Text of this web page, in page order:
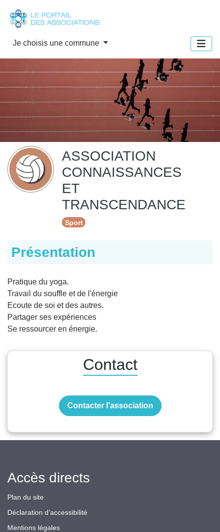
Je choisis une commune
ASSOCIATION
CONNAISSANCES
ET
TRANSCENDANCE
Sport
Présentation
Pratique du yoga.
Travail du souffle et de l'énergie
Ecoute de soi et des autres.
Partager ses expériences
Se ressourcer en énergie.
Contact
Contacter l’association
Accès directs
Plan du site
Déclaration d’accessibilité
Mentions légales